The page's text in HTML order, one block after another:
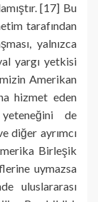
[17] Bu
tarafından
yalnızca
yargı yetkisi
Amerikan
hizmet eden
de
diğer ayrımcı
Birleşik
uymazsa
uluslararası